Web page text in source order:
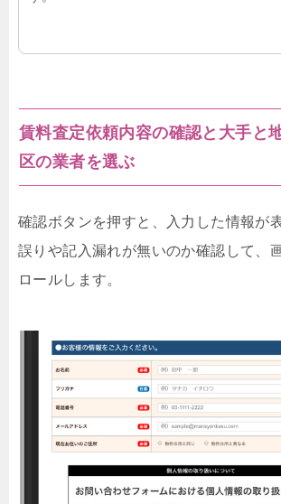
賃料査定依頼内容の確認と大手と
区の業者を選ぶ
確認ボタンを押すと、入力した情報が
誤りや記入漏れが無いのか確認して、
ロールします。